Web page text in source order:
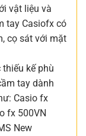
vật liệu và
tay Casiofx có
cọ sát với mặt
kế phù
tay dành
Casio fx
fx 500VN
New